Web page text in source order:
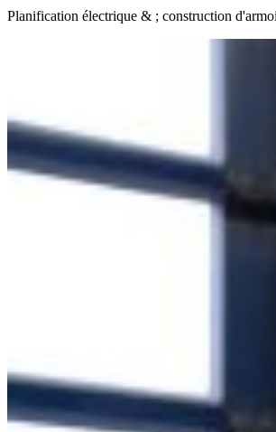
Planification électrique & ; construction